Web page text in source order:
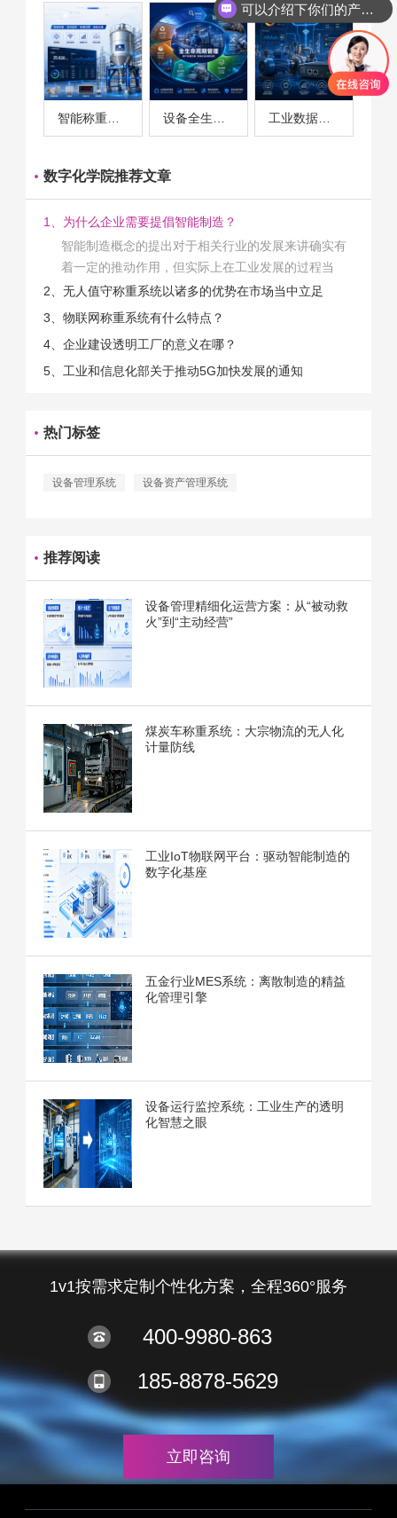
智能称重系统案例 工业数据采集与设备监控案例
数字化学院推荐文章
1、为什么企业需要提倡智能制造？
智能制造概念的提出对于相关行业的发展来讲确实有
着一定的推动作用，但实际上在工业发展的过程当
中，能够推动相关产业发展的具体结束是非常的多
的。那么为什么企业一定需要...
2、无人值守称重系统以诸多的优势在市场当中立足
3、物联网称重系统有什么特点？
4、企业建设透明工厂的意义在哪？
5、工业和信息化部关于推动5G加快发展的通知
热门标签
设备管理系统 设备资产管理系统
推荐阅读
设备管理精细化运营方案：从“被动救
火”到“主动经营”
煤炭车称重系统：大宗物流的无人化
计量防线
工业IoT物联网平台：驱动智能制造的
数字化基座
五金行业MES系统：离散制造的精益
化管理引擎
设备运行监控系统：工业生产的透明
化智慧之眼
1v1按需求定制个性化方案，全程360°服务
400-9980-863
185-8878-5629
立即咨询
可以介绍下你们的产品么